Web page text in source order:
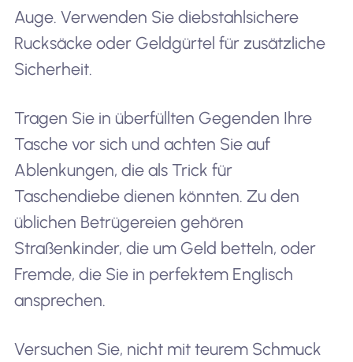
Auge. Verwenden Sie diebstahlsichere
Rucksäcke oder Geldgürtel für zusätzliche
Sicherheit.
Tragen Sie in überfüllten Gegenden Ihre
Tasche vor sich und achten Sie auf
Ablenkungen, die als Trick für
Taschendiebe dienen könnten. Zu den
üblichen Betrügereien gehören
Straßenkinder, die um Geld betteln, oder
Fremde, die Sie in perfektem Englisch
ansprechen.
Versuchen Sie, nicht mit teurem Schmuck